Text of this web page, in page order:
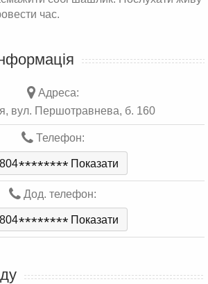
час.
Адреса:
вул. Першотравнева, б. 160
Телефон:
******** Показати
Дод. телефон:
******** Показати